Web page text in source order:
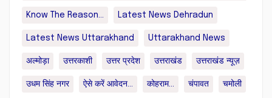
Know The Reason... Latest News Dehradun
Latest News Uttarakhand Uttarakhand News
अल्मोड़ा उत्तरकाशी उत्तर प्रदेश उत्तराखंड उत्तराखंड न्यूज़
उधम सिंह नगर ऐसे करें आवेदन... कोहराम... चंपावत चमोली